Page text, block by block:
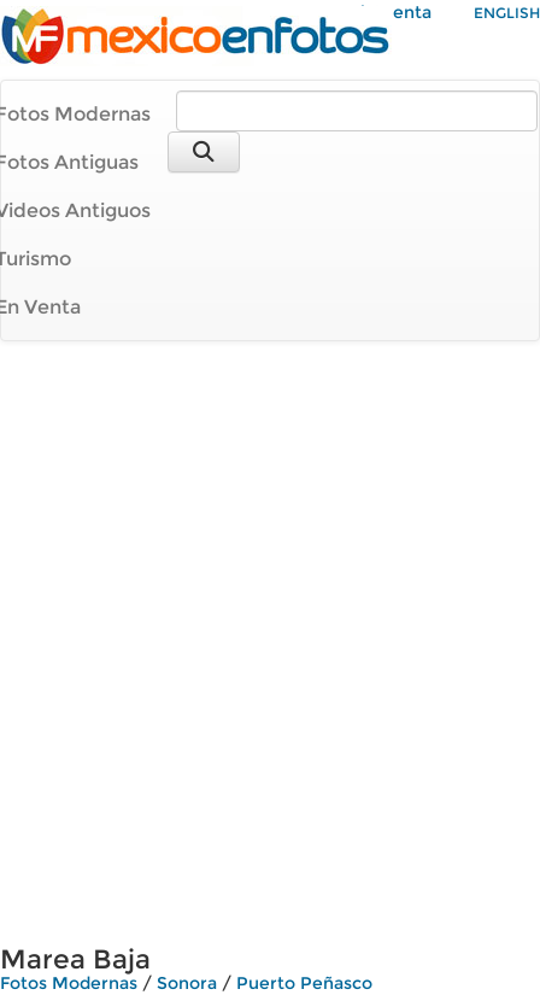
Mi Cuenta ENGLISH
Modernas
Antiguas
Antiguos
Venta
Marea Baja
Fotos Modernas / Sonora / Puerto Peñasco